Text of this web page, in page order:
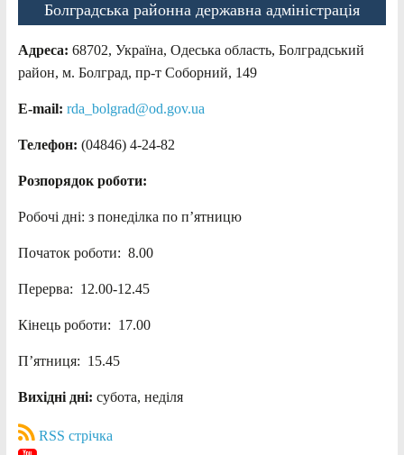
Болградська районна державна адміністрація
Адреса: 68702, Україна, Одеська область, Болградський
район, м. Болград, пр-т Соборний, 149
E-mail: rda_bolgrad@od.gov.ua
Телефон: (04846) 4-24-82
Розпорядок роботи:
Робочі дні: з понеділка по п’ятницю
Початок роботи: 8.00
Перерва: 12.00-12.45
Кінець роботи: 17.00
П’ятниця: 15.45
Вихідні дні: субота, неділя
RSS стрічка